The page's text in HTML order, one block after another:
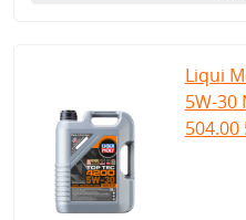
Liqui
5W-30
504.00